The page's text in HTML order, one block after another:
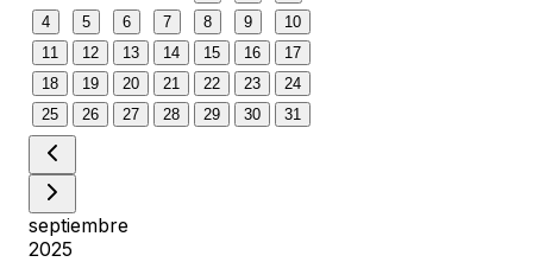
4 5 6 7 8 9
10
11
12 13 14 15 16
17
18
19 20 21 22 23
24
25
26 27 28 29 30 31
septiembre
2025